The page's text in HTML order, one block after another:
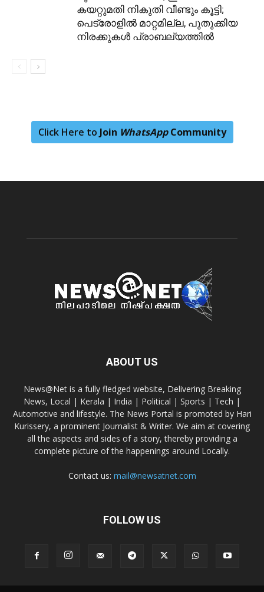
കയറ്റുമതി നികുതി വീണ്ടും കൂട്ടി;
പെട്രോളിൽ മാറ്റമില്ല, പുതുക്കിയ
നിരക്കുകൾ പ്രാബല്യത്തിൽ
Click Here to Join WhatsAppCommunity
ABOUT US
News@Net is a fully fledged website, Delivering Breaking
News, Local | Kerala | India | Political | Sports | Tech |
Automotive and lifestyle. The News Portal is promoted by Hari
Kurissery, a prominent Journalist & Writer. We aim at covering
all the aspects and sides of a story, thereby providing a
complete picture of the happenings around Locally.
Contact us: mail@newsatnet.com
FOLLOW US